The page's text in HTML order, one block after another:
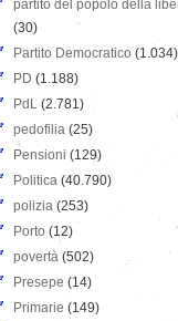
partito del popolo della
(30)
Partito Democratico (1.034)
PD (1.188)
PdL (2.781)
pedofilia (25)
Pensioni (129)
Politica (40.790)
polizia (253)
Porto (12)
povertà (502)
Presepe (14)
Primarie (149)